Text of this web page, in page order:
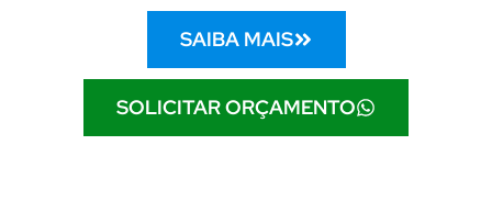
SAIBA MAIS
SOLICITAR ORÇAMENTO